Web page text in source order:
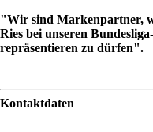
"Wir sind Markenpartner,
Ries bei unseren
repräsentieren zu dürfen".
Kontaktdaten